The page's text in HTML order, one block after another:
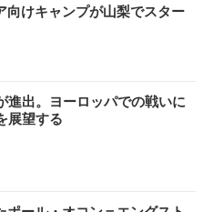
向けキャンプが山梨でスター
進出。ヨーロッパでの戦いに
展望する